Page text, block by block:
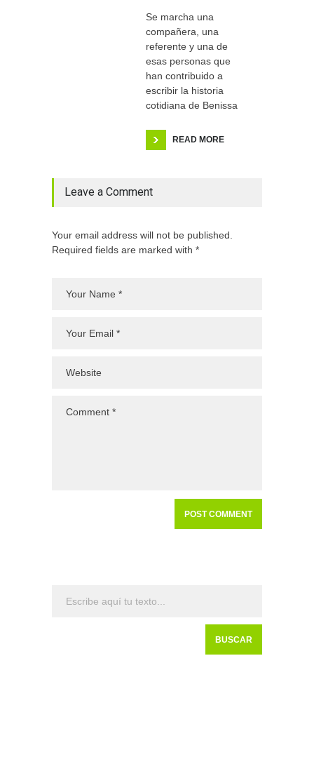
Se marcha una
compañera, una
referente y una de
esas personas que
han contribuido a
escribir la historia
cotidiana de Benissa
READ MORE
Leave a Comment
Your email address will not be published.
Required fields are marked with *